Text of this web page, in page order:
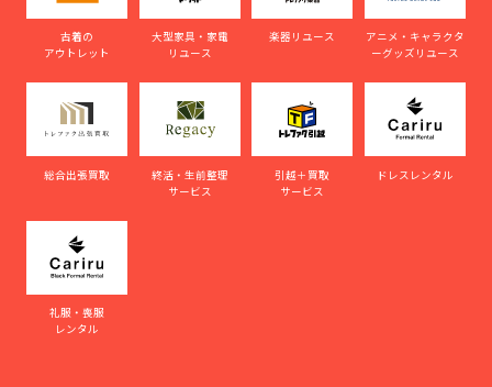
古着の
アウトレット
大型家具・家電
リユース
楽器リユース
アニメ・キャラクタ
ーグッズリユース
総合出張買取
終活・生前整理
サービス
引越＋買取
サービス
ドレスレンタル
礼服・喪服
レンタル